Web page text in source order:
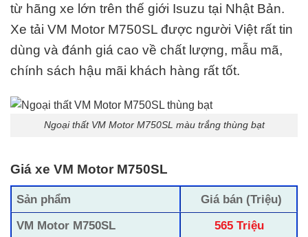
từ hãng xe lớn trên thế giới Isuzu tại Nhật Bản.
Xe tải VM Motor M750SL được người Việt rất tin
dùng và đánh giá cao về chất lượng, mẫu mã,
chính sách hậu mãi khách hàng rất tốt.
Ngoại thất VM Motor M750SL màu trắng thùng bạt
Giá xe VM Motor M750SL
Sản phẩm
Giá bán (Triệu)
VM Motor M750SL
565 Triệu